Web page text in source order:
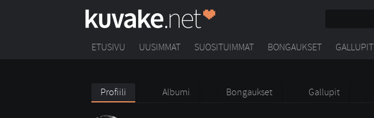
ETUSIVU UUSIMMAT SUOSITUIMMAT BONGAUKSET GALLUPIT
Profiili Albumi Bongaukset Gallupit